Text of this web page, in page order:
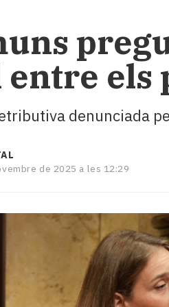
els
denunciada
de 2025 a les 12:29